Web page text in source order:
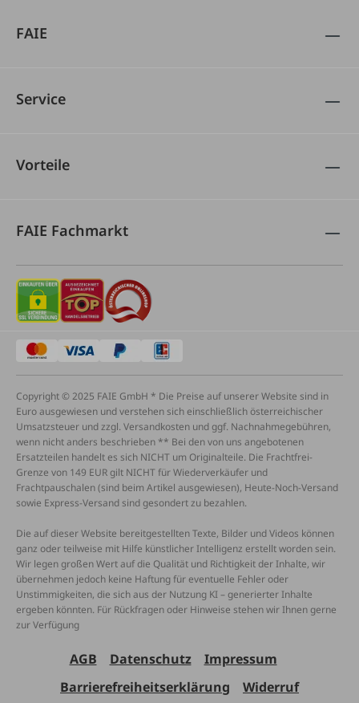
FAIE
Service
Vorteile
FAIE Fachmarkt
Copyright © 2025 FAIE GmbH * Die Preise auf unserer Website sind in
Euro ausgewiesen und verstehen sich einschließlich österreichischer
Umsatzsteuer und zzgl. Versandkosten und ggf. Nachnahmegebühren,
wenn nicht anders beschrieben ** Bei den von uns angebotenen
Ersatzteilen handelt es sich NICHT um Originalteile. Die Frachtfrei-
Grenze von 149 EUR gilt NICHT für Wiederverkäufer und
Frachtpauschalen (sind beim Artikel ausgewiesen), Heute-Noch-Versand
sowie Express-Versand sind gesondert zu bezahlen.
Die auf dieser Website bereitgestellten Texte, Bilder und Videos können
ganz oder teilweise mit Hilfe künstlicher Intelligenz erstellt worden sein.
Wir legen großen Wert auf die Qualität und Richtigkeit der Inhalte, wir
übernehmen jedoch keine Haftung für eventuelle Fehler oder
Unstimmigkeiten, die sich aus der Nutzung KI – generierter Inhalte
ergeben könnten. Für Rückfragen oder Hinweise stehen wir Ihnen gerne
zur Verfügung
AGB Datenschutz
Impressum
Barrierefreiheitserklärung
Widerruf